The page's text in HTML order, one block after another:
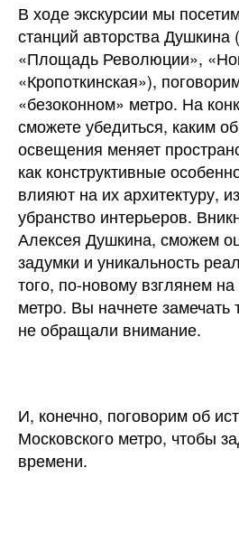
В ходе экскурсии мы
станций авторства Душкина
«Площадь Революции»,
«Кропоткинская»),
«безоконном» метро. На
сможете убедиться, каким
освещения меняет
как конструктивные
влияют на их архитектуру,
убранство интерьеров.
Алексея Душкина, сможем
задумки и уникальность
того, по-новому взглянем
метро. Вы начнете замечать
не обращали внимание.
И, конечно, поговорим об
Московского метро, чтобы
времени.